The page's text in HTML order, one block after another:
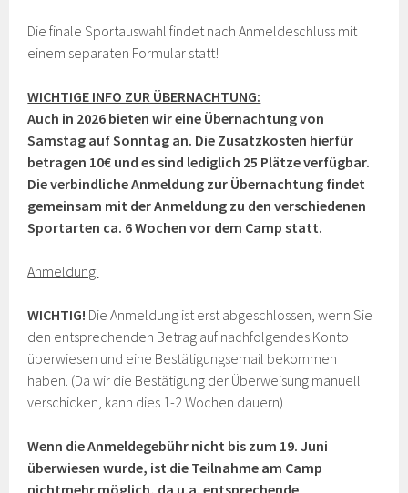
Die finale Sportauswahl findet nach Anmeldeschluss mit
einem separaten Formular statt!
WICHTIGE INFO ZUR ÜBERNACHTUNG:
Auch in 2026 bieten wir eine Übernachtung von
Samstag auf Sonntag an. Die Zusatzkosten hierfür
betragen 10€ und es sind lediglich 25 Plätze verfügbar.
Die verbindliche Anmeldung zur Übernachtung findet
gemeinsam mit der Anmeldung zu den verschiedenen
Sportarten ca. 6 Wochen vor dem Camp statt.
Anmeldung:
WICHTIG! Die Anmeldung ist erst abgeschlossen, wenn Sie
den entsprechenden Betrag auf nachfolgendes Konto
überwiesen und eine Bestätigungsemail bekommen
haben. (Da wir die Bestätigung der Überweisung manuell
verschicken, kann dies 1-2 Wochen dauern)
Wenn die Anmeldegebühr nicht bis zum 19. Juni
überwiesen wurde, ist die Teilnahme am Camp
nichtmehr möglich, da u.a. entsprechende